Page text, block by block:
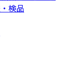
検品